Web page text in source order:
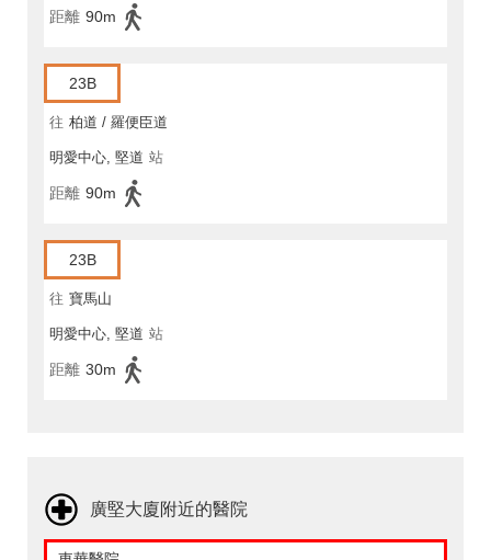
距離 90m
23B
往 柏道 / 羅便臣道
明愛中心, 堅道 站
距離 90m
23B
往 寶馬山
明愛中心, 堅道 站
距離 30m
廣堅大廈附近的醫院